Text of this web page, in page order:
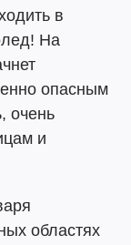
в
На
опасным
очень
и
областях